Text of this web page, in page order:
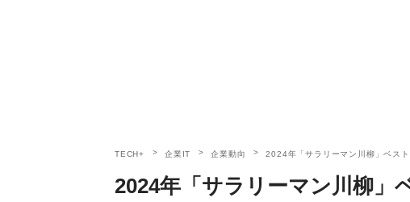
TECH+ 企業IT 企業動向 2024年「サラリーマン川柳」ベス
2024年「サラリーマン川柳」